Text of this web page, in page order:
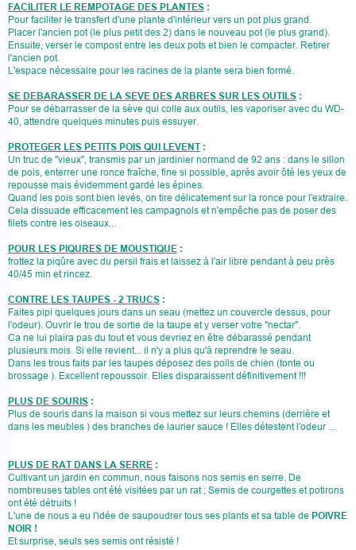
FACILITER LE REMPOTAGE DES PLANTES :
Pour faciliter le transfert d'une plante d'intérieur vers un pot plus grand.
Placer l'ancien pot (le plus petit des 2) dans le nouveau pot (le plus grand).
Ensuite, verser le compost entre les deux pots et bien le compacter. Retirer
l'ancien pot.
L'espace nécessaire pour les racines de la plante sera bien formé.
SE DEBARASSER DE LA SEVE DES ARBRES SUR LES OUTILS :
Pour se débarrasser de la sève qui colle aux outils, les vaporiser avec du WD-
40, attendre quelques minutes puis essuyer.
PROTEGER LES PETITS POIS QUI LEVENT :
Un truc de "vieux", transmis par un jardinier normand de 92 ans : dans le sillon
de pois, enterrer une ronce fraîche, fine si possible, après avoir ôté les yeux de
repousse mais évidemment gardé les épines.
Quand les pois sont bien levés, on tire délicatement sur la ronce pour l'extraire.
Cela dissuade efficacement les campagnols et n'empêche pas de poser des
filets contre les oiseaux...
POUR LES PIQURES DE MOUSTIQUE :
frottez la piqûre avec du persil frais et laissez à l'air libre pendant à peu près
40/45 min et rincez.
CONTRE LES TAUPES - 2 TRUCS :
Faites pipi quelques jours dans un seau (mettez un couvercle dessus, pour
l'odeur). Ouvrir le trou de sortie de la taupe et y verser votre "nectar".
Ca ne lui plaira pas du tout et vous devriez en être débarassé pendant
plusieurs mois. Si elle revient... il n'y a plus qu'à reprendre le seau.
Dans les trous faits par les taupes déposez des poils de chien (tonte ou
brossage ). Excellent repoussoir. Elles disparaissent définitivement !!!
PLUS DE SOURIS :
Plus de souris dans la maison si vous mettez sur leurs chemins (derrière et
dans les meubles ) des branches de laurier sauce ! Elles détestent l'odeur ...
PLUS DE RAT DANS LA SERRE :
Cultivant un jardin en commun, nous faisons nos semis en serre. De
nombreuses tables ont été visitées par un rat ; Semis de courgettes et potirons
ont été détruits !
L'une de nous a eu l'idée de saupoudrer tous ses plants et sa table de POIVRE
NOIR !
Et surprise, seuls ses semis ont résisté !